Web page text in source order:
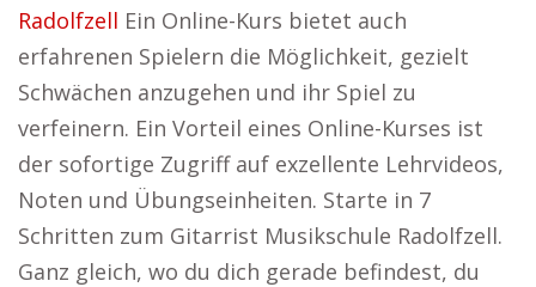
Radolfzell Ein Online-Kurs bietet auch
erfahrenen Spielern die Möglichkeit, gezielt
Schwächen anzugehen und ihr Spiel zu
verfeinern. Ein Vorteil eines Online-Kurses ist
der sofortige Zugriff auf exzellente Lehrvideos,
Noten und Übungseinheiten. Starte in 7
Schritten zum Gitarrist Musikschule Radolfzell.
Ganz gleich, wo du dich gerade befindest, du